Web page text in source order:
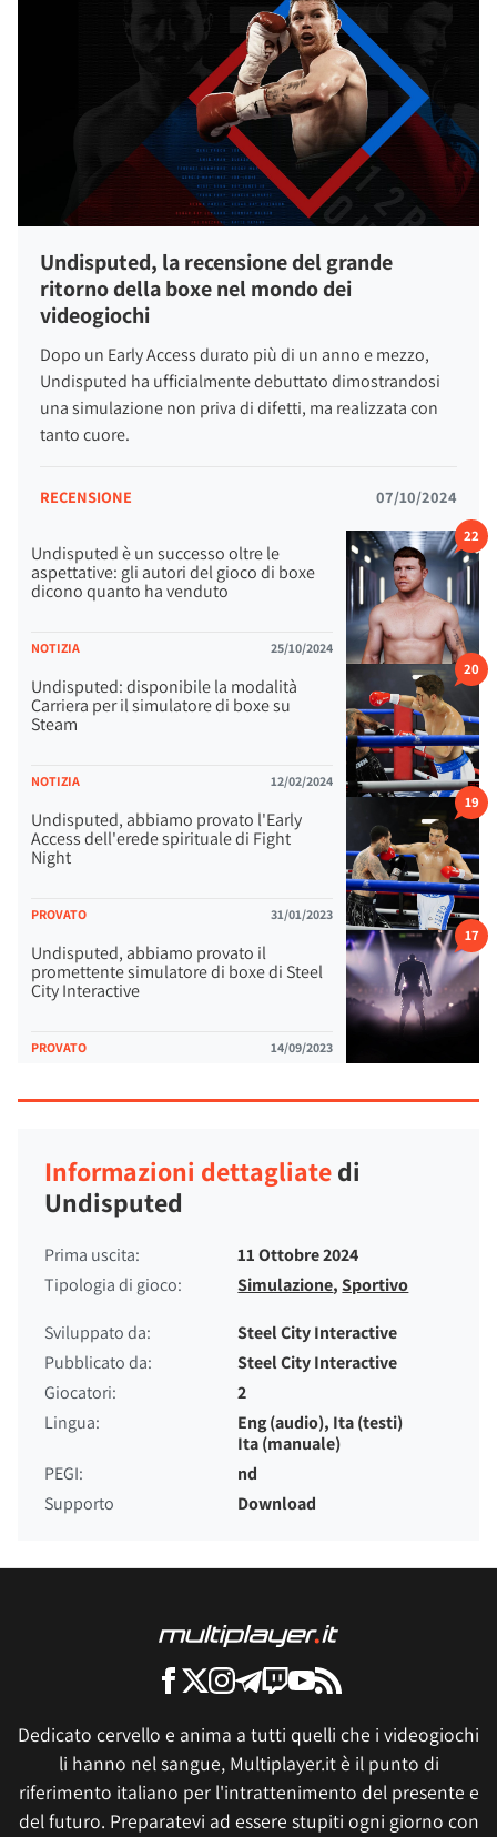
Undisputed, la recensione del grande
ritorno della boxe nel mondo dei
videogiochi
Dopo un Early Access durato più di un anno e mezzo,
Undisputed ha ufficialmente debuttato dimostrandosi
una simulazione non priva di difetti, ma realizzata con
tanto cuore.
RECENSIONE 07/10/2024
Undisputed è un successo oltre le
aspettative: gli autori del gioco di boxe
dicono quanto ha venduto
NOTIZIA 25/10/2024
22
Undisputed: disponibile la modalità
Carriera per il simulatore di boxe su
Steam
NOTIZIA 12/02/2024
20
Undisputed, abbiamo provato l'Early
Access dell'erede spirituale di Fight
Night
PROVATO 31/01/2023
19
Undisputed, abbiamo provato il
promettente simulatore di boxe di Steel
City Interactive
PROVATO 14/09/2023
17
Informazioni dettagliatedi
Undisputed
Prima uscita:
11 Ottobre 2024
Tipologia di gioco:
Simulazione,Sportivo
Sviluppato da:
Steel City Interactive
Pubblicato da:
Steel City Interactive
Giocatori:
2
Lingua:
Eng (audio), Ita (testi)
Ita (manuale)
PEGI:
nd
Supporto
Download
Dedicato cervello e anima a tutti quelli che i videogiochi
li hanno nel sangue, Multiplayer.it è il punto di
riferimento italiano per l'intrattenimento del presente e
del futuro. Preparatevi ad essere stupiti ogni giorno con